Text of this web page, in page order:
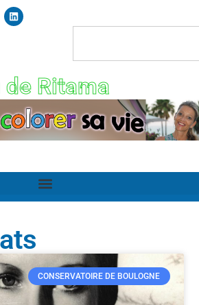
Ritama
CONSERVATOIRE DE BOULOGNE